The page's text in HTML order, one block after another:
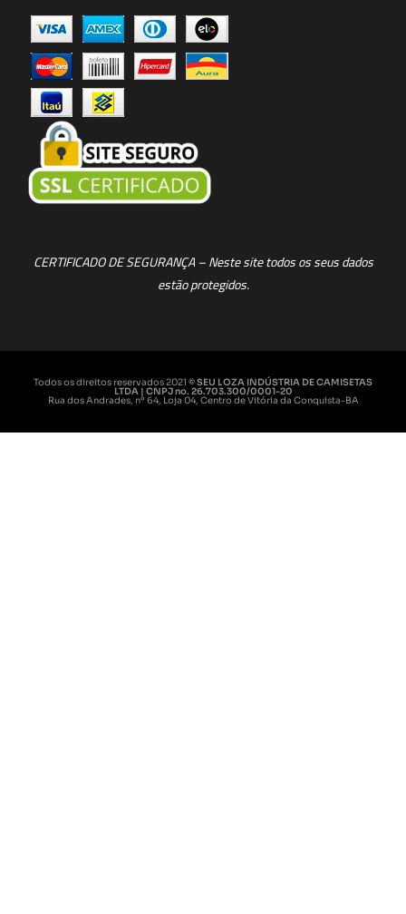
CERTIFICADO DE SEGURANÇA – Neste site todos os seus dados
estão protegidos.
Todos os direitos reservados 2021 © SEU LOZA INDÚSTRIA DE CAMISETAS
LTDA | CNPJ no. 26.703.300/0001-20
Rua dos Andrades, nº 64, Loja 04, Centro de Vitória da Conquista-BA